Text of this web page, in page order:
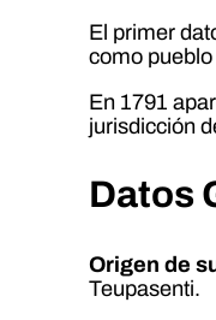
El primer
como
En 1791
jurisdicción
Datos
Origen de
Teupasenti.